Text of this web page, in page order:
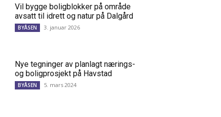
Vil bygge boligblokker på område
avsatt til idrett og natur på Dalgård
BYÅSEN 3. januar 2026
Nye tegninger av planlagt nærings-
og boligprosjekt på Havstad
BYÅSEN 5. mars 2024